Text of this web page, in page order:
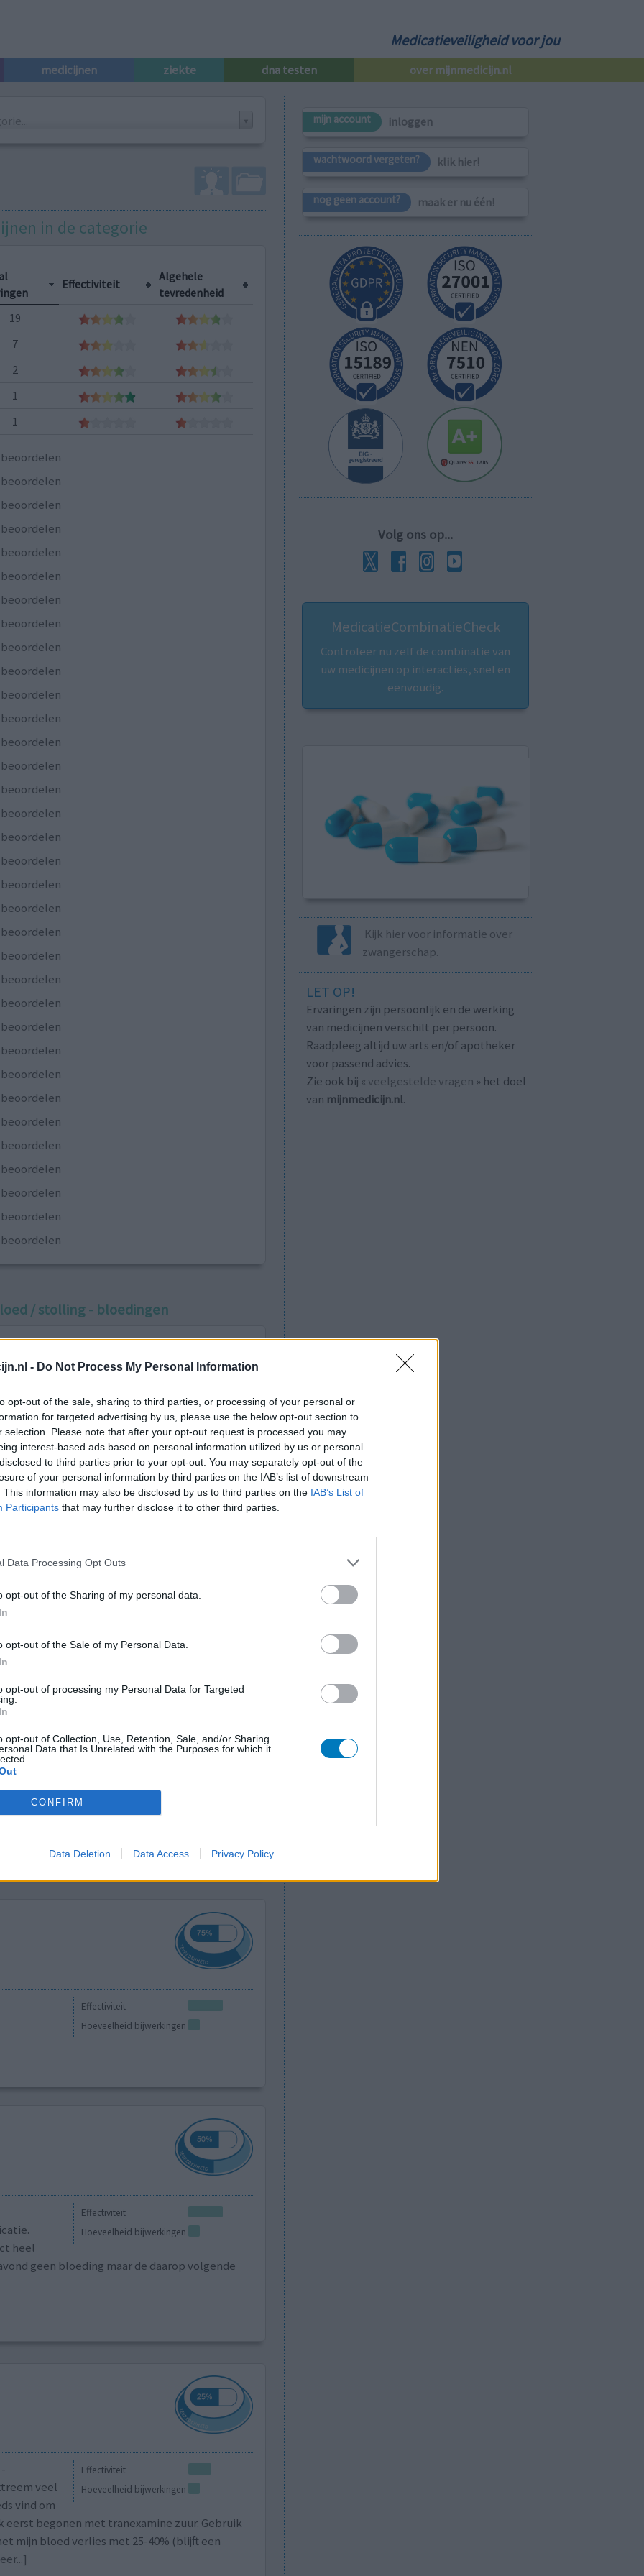
- Do Not Process My Personal Information
opt-out of the sale, sharing to third parties, or processing of your personal or
for targeted advertising by us, please use the below opt-out section to
selection. Please note that after your opt-out request is processed you may
interest-based ads based on personal information utilized by us or personal
to third parties prior to your opt-out. You may separately opt-out of the
of your personal information by third parties on the IAB’s list of downstream
This information may also be disclosed by us to third parties on the IAB’s List of
Participants that may further disclose it to other third parties.
Data Processing Opt Outs
opt-out of the Sharing of my personal data.
opt-out of the Sale of my Personal Data.
opt-out of processing my Personal Data for Targeted
opt-out of Collection, Use, Retention, Sale, and/or Sharing
Data that Is Unrelated with the Purposes for which it
CONFIRM
Data Deletion Data Access Privacy Policy
Medicatieveiligheid voor jou
medicijnen ziekte dna testen over mijnmedicijn.nl
in de categorie
Effectiviteit
Algehele
tevredenheid
19
7
2
1
1
/ stolling - bloedingen
Effectiviteit
Hoeveelheid bijwerkingen
tijd
large
van spreken de hele dag met 1 normale
helpt het ook om icm de ijzertabletten mijn
Bijwerkingen
herhaaldelijk overgeven
hoofdpijn
migraine
buikpijn
in het
echt
en de
gevoel in
Effectiviteit
Hoeveelheid bijwerkingen
Effectiviteit
Hoeveelheid bijwerkingen
heel
geen bloeding maar de daarop volgende
Effectiviteit
Hoeveelheid bijwerkingen
veel
vind om
begonen met tranexamine zuur. Gebruik
mijn bloed verlies met 25-40% (blijft een
mijn account inloggen
wachtwoord vergeten? klik hier!
nog geen account? maak er nu één!
Volg ons op...
MedicatieCombinatieCheck
Controleer nu zelf de combinatie van
uw medicijnen op interacties, snel en
eenvoudig.
Kijk hier voor informatie over
zwangerschap.
LET OP!
Ervaringen zijn persoonlijk en de werking
van medicijnen verschilt per persoon.
Raadpleeg altijd uw arts en/of apotheker
voor passend advies.
Zie ook bij « veelgestelde vragen » het doel
van mijnmedicijn.nl.